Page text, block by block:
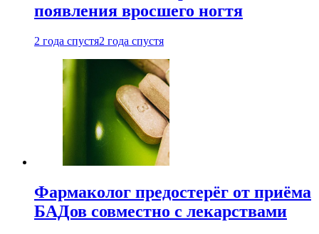
появления вросшего ногтя
2 года спустя2 года спустя
Фармаколог предостерёг от приёма
БАДов совместно с лекарствами